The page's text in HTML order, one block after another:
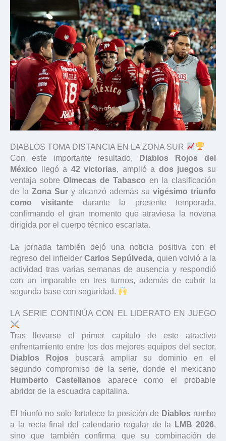
DIABLOS TOMA DISTANCIA EN LA ZONA SUR
Con este importante resultado,
Diablos Rojos del
México llegó a 42 victorias, amplió a dos juegos su
ventaja sobreOlmecas de Tabasco en la clasificación
de la Zona Sur y alcanzó además su vigésimo triunfo
como visitante durante la presente temporada,
confirmando el gran momento que atraviesa la novena
dirigida por el cuerpo técnico escarlata.
La jornada también dejó una noticia positiva con el
regreso del infielder Carlos Sepúlveda, quien volvió a la
actividad tras varias semanas de ausencia y respondió
con un imparable en tres turnos, además de cubrir la
segunda base con seguridad.
LA SERIE CONTINÚA CON EL LIDERATO EN JUEGO
Tras llevarse el primer capítulo de este atractivo
enfrentamiento entre los dos mejores equipos del sector,
Diablos Rojos
buscará ampliar su dominio en el
segundo compromiso de la serie, donde el mexicano
Humberto Castellanosaparece como el probable
abridor de la escuadra capitalina.
El triunfo no solo fortalece la posición de Diablosrumbo
a la recta final del calendario regular de la
LMB 2026,
sino que también confirma que su combinación de